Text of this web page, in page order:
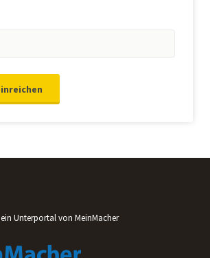
Unterportal von MeinMacher